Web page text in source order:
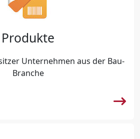
Produkte
Unternehmen aus der Bau-
Branche